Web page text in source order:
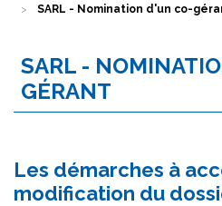
SARL - Nomination d'un co-
SARL -
GÉRANT
Les démarches à
modification du